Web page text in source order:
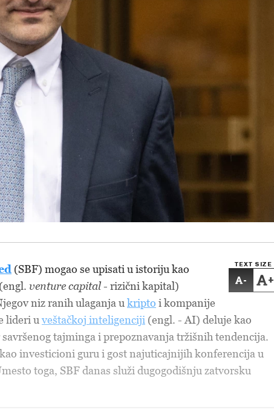
TEXT SIZE
- +
(SBF) mogao se upisati u istoriju kao
venture capital- rizični kapital)
niz ranih ulaganja u kripto i kompanije
lideri uveštačkoj inteligenciji (engl. - AI) deluje kao
tajminga i prepoznavanja tržišnih tendencija.
investicioni guru i gost najuticajnijih konferencija u
toga, SBF danas služi dugogodišnju zatvorsku